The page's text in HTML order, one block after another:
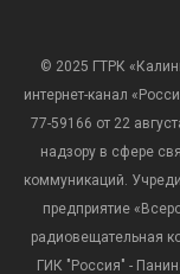
© 2025 ГТРК
интернет-канал
77-59166 от 22
надзору в сфере
коммуникаций.
предприятие
радиовещательная
ГИК "Россия" -